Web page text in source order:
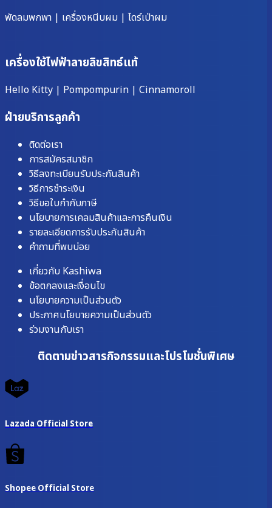
พัดลมพกพา | เครื่องหนีบผม | ไดร์เป่าผม
เครื่องใช้ไฟฟ้าลายลิขสิทธ์แท้
Hello Kitty | Pompompurin | Cinnamoroll
ฝ่ายบริการลูกค้า
ติดต่อเรา
การสมัครสมาชิก
วิธีลงทะเบียนรับประกันสินค้า
วิธีการชำระเงิน
วิธีขอใบกำกับภาษี
นโยบายการเคลมสินค้าและการคืนเงิน
รายละเอียดการรับประกันสินค้า
คำถามที่พบบ่อย
เกี่ยวกับ Kashiwa
ข้อตกลงและเงื่อนไข
นโยบายความเป็นส่วนตัว
ประกาศนโยบายความเป็นส่วนตัว
ร่วมงานกับเรา
ติดตามข่าวสารกิจกรรมและโปรโมชั่นพิเศษ
Lazada Official Store
Shopee Official Store